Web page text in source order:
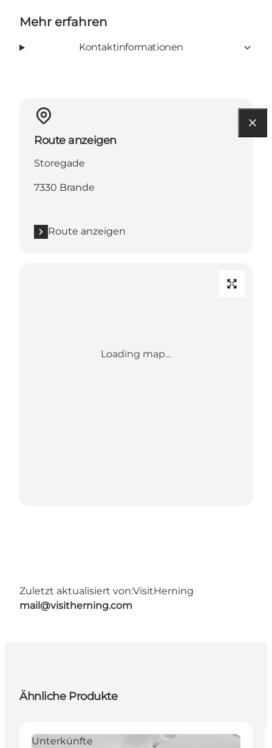
Mehr erfahren
Kontaktinformationen
Route anzeigen
Storegade
7330 Brande
Route anzeigen
Loading map...
Zuletzt aktualisiert von:VisitHerning
mail@visitherning.com
Ähnliche Produkte
Unterkünfte